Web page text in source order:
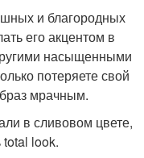
и благородных
его акцентом в
насыщенными
потеряете свой
мрачным.
в сливовом цвете,
total look.